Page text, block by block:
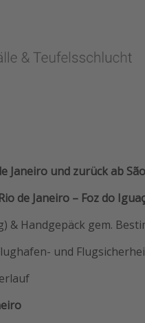
Janeiro und zurück ab
de Janeiro – Foz do
& Handgepäck gem.
und